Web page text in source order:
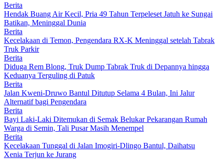
Berita
Hendak Buang Air Kecil, Pria 49 Tahun Terpeleset Jatuh ke Sungai
Batikan, Meninggal Dunia
Berita
Kecelakaan di Temon, Pengendara RX-K Meninggal setelah Tabrak
Truk Parkir
Berita
Diduga Rem Blong, Truk Dump Tabrak Truk di Depannya hingga
Keduanya Terguling di Patuk
Berita
Jalan Kweni-Druwo Bantul Ditutup Selama 4 Bulan, Ini Jalur
Alternatif bagi Pengendara
Berita
Bayi Laki-Laki Ditemukan di Semak Belukar Pekarangan Rumah
Warga di Semin, Tali Pusar Masih Menempel
Berita
Kecelakaan Tunggal di Jalan Imogiri-Dlingo Bantul, Daihatsu
Xenia Terjun ke Jurang